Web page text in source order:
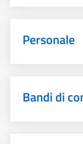
Personale
Bandi di